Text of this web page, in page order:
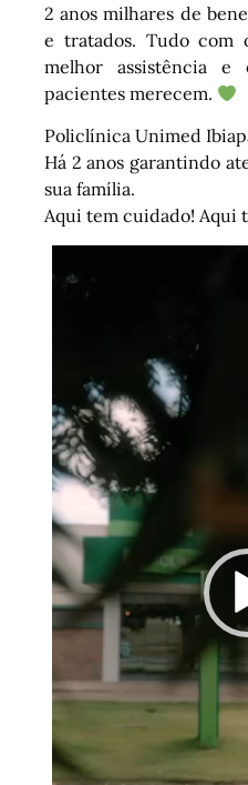
2 anos milhares de
e tratados. Tudo com
melhor assistência e
pacientes merecem.
Policlínica Unimed
Há 2 anos garantindo
sua família.
Aqui tem cuidado! Aqui